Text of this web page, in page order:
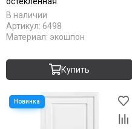
В наличии
Артикул: 6498
Материал: экошпон
Купить